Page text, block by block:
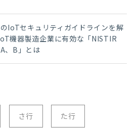
IoTセキュリティガイドラインを解
機器製造企業に有効な「NISTIR
、B」とは
さ行 た行